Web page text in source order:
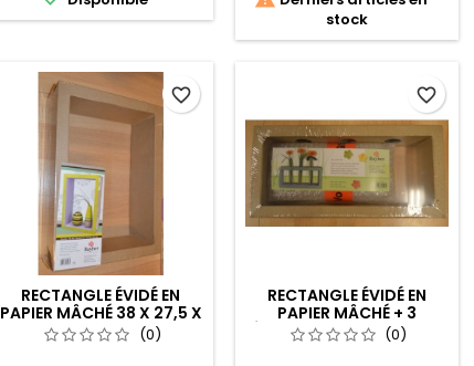
stock
RECTANGLE ÉVIDÉ EN
PAPIER MÂCHÉ 38 X 27,5 X
11 CM
(0)
favorite_border
RECTANGLE ÉVIDÉ EN
PAPIER MÂCHÉ + 3
ÉPROUVETTES 33 X 16 X 8
CM
(0)
favorite_border